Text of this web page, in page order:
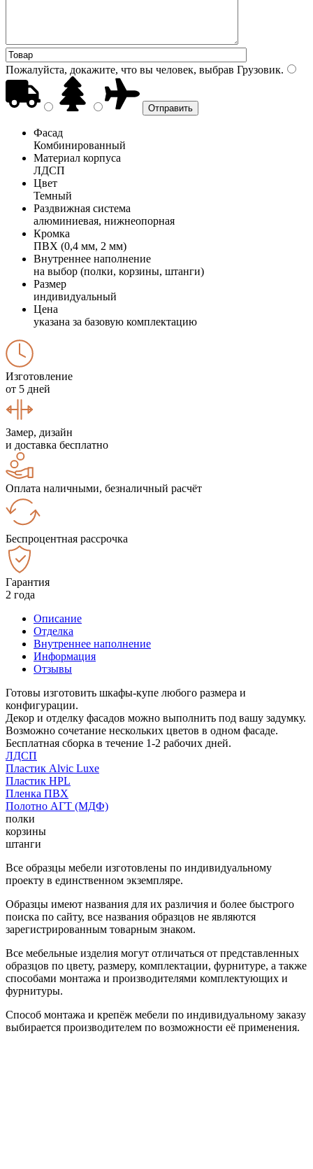
Пожалуйста, докажите, что вы человек, выбрав Грузовик.
Фасад
Комбинированный
Материал корпуса
ЛДСП
Цвет
Темный
Раздвижная система
алюминиевая, нижнеопорная
Кромка
ПВХ (0,4 мм, 2 мм)
Внутреннее наполнение
на выбор (полки, корзины, штанги)
Размер
индивидуальный
Цена
указана за базовую комплектацию
Изготовление
от 5 дней
Замер, дизайн
и доставка бесплатно
Оплата наличными, безналичный расчёт
Беспроцентная рассрочка
Гарантия
2 года
Описание
Отделка
Внутреннее наполнение
Информация
Отзывы
Готовы изготовить шкафы-купе любого размера и
конфигурации.
Декор и отделку фасадов можно выполнить под вашу задумку.
Возможно сочетание нескольких цветов в одном фасаде.
Бесплатная сборка в течение 1-2 рабочих дней.
ЛДСП
Пластик Alvic Luxe
Пластик HPL
Пленка ПВХ
Полотно АГТ (МДФ)
полки
корзины
штанги
Все образцы мебели изготовлены по индивидуальному
проекту в единственном экземпляре.
Образцы имеют названия для их различия и более быстрого
поиска по сайту, все названия образцов не являются
зарегистрированным товарным знаком.
Все мебельные изделия могут отличаться от представленных
образцов по цвету, размеру, комплектации, фурнитуре, а также
способами монтажа и производителями комплектующих и
фурнитуры.
Способ монтажа и крепёж мебели по индивидуальному заказу
выбирается производителем по возможности её применения.